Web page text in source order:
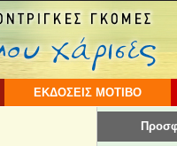
ΕΚΔΟΣΕΙΣ ΜΟΤΙΒΟ